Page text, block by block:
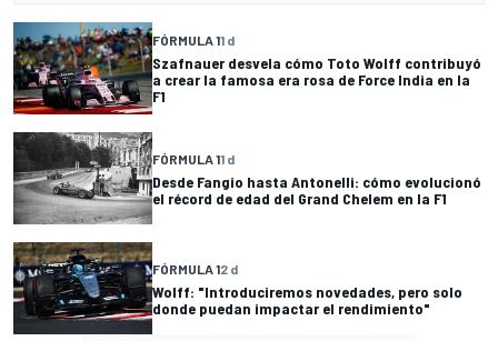
FÓRMULA 11 d
Szafnauer desvela cómo Toto Wolff contribuyó
a crear la famosa era rosa de Force India en la
F1
FÓRMULA 11 d
Desde Fangio hasta Antonelli: cómo evolucionó
el récord de edad del Grand Chelem en la F1
FÓRMULA 12 d
Wolff: "Introduciremos novedades, pero solo
donde puedan impactar el rendimiento"